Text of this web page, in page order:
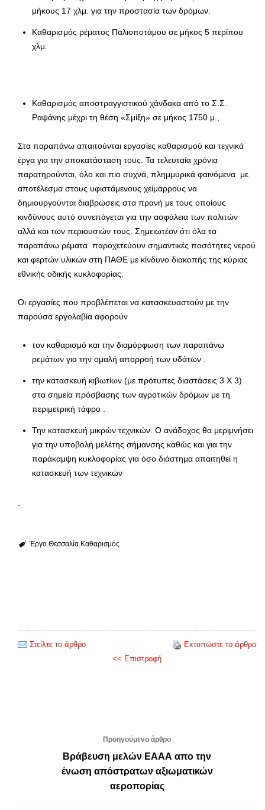
μήκους 17 χλμ. για την προστασία των δρόμων.
Καθαρισμός ρέματος Παλιοποτάμου σε μήκος 5 περίπου
χλμ.
Καθαρισμός αποστραγγιστικού χάνδακα από το Σ.Σ.
Ραψάνης μέχρι τη θέση «Σμίξη» σε μήκος 1750 μ.,
Στα παραπάνω απαιτούνται εργασίες καθαρισμού και τεχνικά
έργα για την αποκατάσταση τους. Τα τελευταία χρόνια
παρατηρούνται, όλο και πιο συχνά, πλημμυρικά φαινόμενα με
αποτέλεσμα στους υφιστάμενους χείμαρρους να
δημιουργούνται διαβρώσεις στα πρανή με τους οποίους
κινδύνους αυτό συνεπάγεται για την ασφάλεια των πολιτών
αλλά και των περιουσιών τους. Σημειωτέον ότι όλα τα
παραπάνω ρέματα παροχετεύουν σημαντικές ποσότητες νερού
και φερτών υλικών στη ΠΑΘΕ με κίνδυνο διακοπής της κύριας
εθνικής οδικής κυκλοφορίας.
Οι εργασίες που προβλέπεται να κατασκευαστούν με την
παρούσα εργολαβία αφορούν
τον καθαρισμό και την διαμόρφωση των παραπάνω
ρεμάτων για την ομαλή απορροή των υδάτων .
την κατασκευή κιβωτίων (με πρότυπες διαστάσεις 3 Χ 3)
στα σημεία πρόσβασης των αγροτικών δρόμων με τη
περιμετρική τάφρο .
Την κατασκευή μικρών τεχνικών. Ο ανάδοχος θα μεριμνήσει
για την υποβολή μελέτης σήμανσης καθώς και για την
παράκαμψη κυκλοφορίας για όσο διάστημα απαιτηθεί η
κατασκευή των τεχνικών
Έργο Θεσσαλία Καθαρισμός
Στείλτε το άρθρο
Εκτυπώστε το άρθρο
<< Επιστροφή
Προηγούμενο άρθρο
Βράβευση μελών ΕΑΑΑ απο την
ένωση απόστρατων αξιωματικών
αεροπορίας